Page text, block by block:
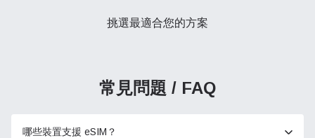
挑選最適合您的方案
常見問題 / FAQ
哪些裝置支援 eSIM？